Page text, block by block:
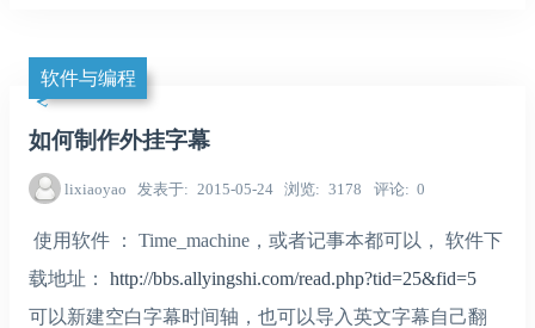
软件与编程
如何制作外挂字幕
lixiaoyao 发表于 2015-05-24 浏览 3178 评论 0
使用软件 ： Time_machine，或者记事本都可以， 软件下
载地址： http://bbs.allyingshi.com/read.php?tid=25&fid=5
可以新建空白字幕时间轴，也可以导入英文字幕自己翻